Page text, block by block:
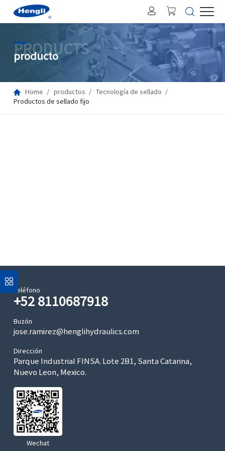
PRODUCTS
producto
Home productos
Tecnología de sellado
Productos de sellado fijo
Teléfono
+52 8110687918
Buzón
jose.ramirez@henglihydraulics.com
Dirección
Parque Industrial FINSA. Lote 2B1, Santa Catarina,
Nuevo Leon, Mexico.
Wechat